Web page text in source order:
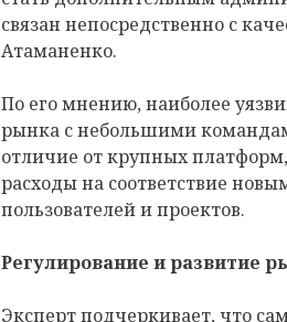
связан непосредственно с
Атаманенко.
По его мнению, наиболее
рынка с небольшими
отличие от крупных
расходы на соответствие
пользователей и проектов.
Регулирование и развитие
Эксперт подчеркивает, что